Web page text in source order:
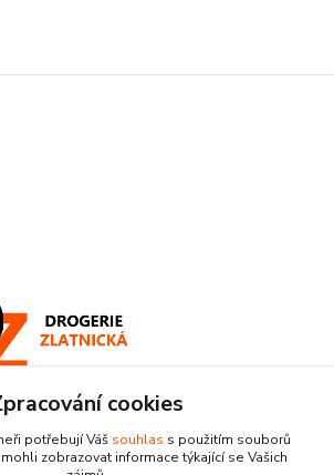
818 812
hod.
cookies
potřebují Váš souhlas s použitím souborů
zobrazovat informace týkající se Vašich